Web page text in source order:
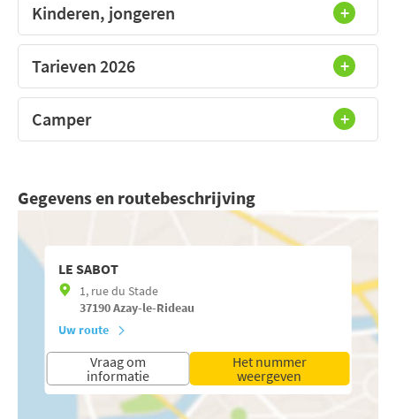
Kinderen, jongeren
Tarieven 2026
Camper
Gegevens en routebeschrijving
LE SABOT
1, rue du Stade
37190Azay-le-Rideau
Uw route
Vraag om
informatie
Het nummer
weergeven